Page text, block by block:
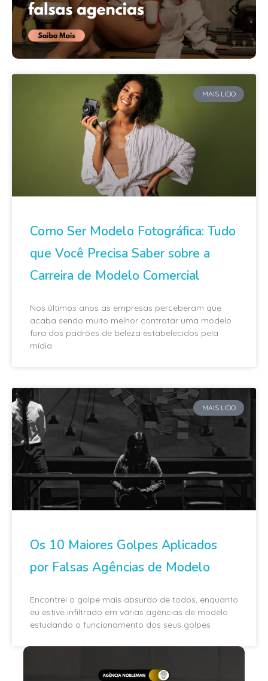
MAIS LIDO
Como Ser Modelo Fotográfica: Tudo
que Você Precisa Saber sobre a
Carreira de Modelo Comercial
Nos últimos anos as empresas perceberam que
acaba sendo muito melhor contratar uma modelo
fora dos padrões de beleza estabelecidos pela
mídia
MAIS LIDO
Os 10 Maiores Golpes Aplicados
por Falsas Agências de Modelo
Encontrei o golpe mais absurdo de todos, enquanto
eu estive infiltrado em várias agências de modelo
estudando o funcionamento dos seus golpes